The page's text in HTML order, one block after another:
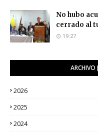
No hubo
cerrado al
19:27
2026
2025
2024